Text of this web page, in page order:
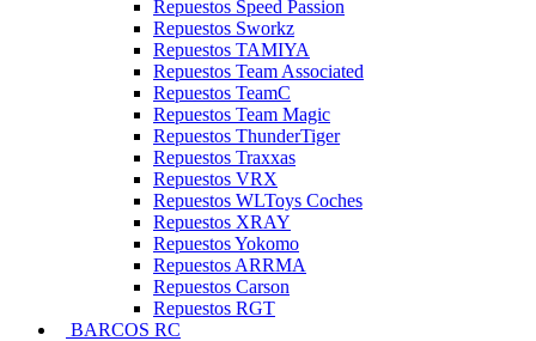
Repuestos Speed Passion
Repuestos Sworkz
Repuestos TAMIYA
Repuestos Team Associated
Repuestos TeamC
Repuestos Team Magic
Repuestos ThunderTiger
Repuestos Traxxas
Repuestos VRX
Repuestos WLToys Coches
Repuestos XRAY
Repuestos Yokomo
Repuestos ARRMA
Repuestos Carson
Repuestos RGT
BARCOS RC